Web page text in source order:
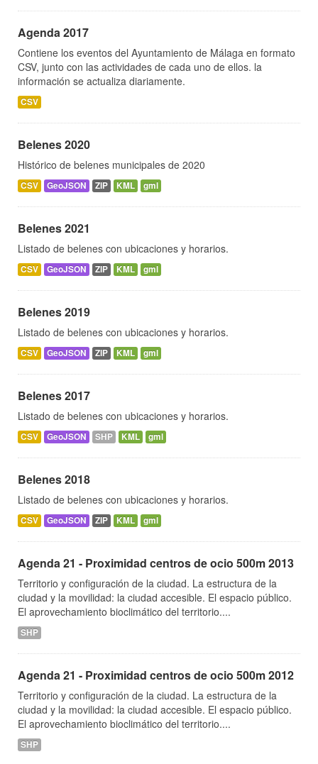
Agenda 2017
Contiene los eventos del Ayuntamiento de Málaga en formato
CSV, junto con las actividades de cada uno de ellos. la
información se actualiza diariamente.
CSV
Belenes 2020
Histórico de belenes municipales de 2020
CSV GeoJSON ZIP KML gml
Belenes 2021
Listado de belenes con ubicaciones y horarios.
CSV GeoJSON ZIP KML gml
Belenes 2019
Listado de belenes con ubicaciones y horarios.
CSV GeoJSON ZIP KML gml
Belenes 2017
Listado de belenes con ubicaciones y horarios.
CSV GeoJSON SHP KML gml
Belenes 2018
Listado de belenes con ubicaciones y horarios.
CSV GeoJSON ZIP KML gml
Agenda 21 - Proximidad centros de ocio 500m 2013
Territorio y configuración de la ciudad. La estructura de la
ciudad y la movilidad: la ciudad accesible. El espacio público.
El aprovechamiento bioclimático del territorio....
SHP
Agenda 21 - Proximidad centros de ocio 500m 2012
Territorio y configuración de la ciudad. La estructura de la
ciudad y la movilidad: la ciudad accesible. El espacio público.
El aprovechamiento bioclimático del territorio....
SHP